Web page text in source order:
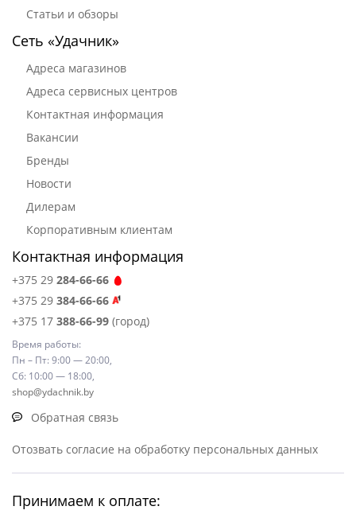
Статьи и обзоры
Сеть «Удачник»
Адреса магазинов
Адреса сервисных центров
Контактная информация
Вакансии
Бренды
Новости
Дилерам
Корпоративным клиентам
Контактная информация
+375 29 284-66-66
+375 29 384-66-66
+375 17 388-66-99 (город)
Время работы:
Пн – Пт: 9:00 — 20:00,
Сб: 10:00 — 18:00,
shop@ydachnik.by
Обратная связь
Отозвать согласие на обработку персональных данных
Принимаем к оплате: